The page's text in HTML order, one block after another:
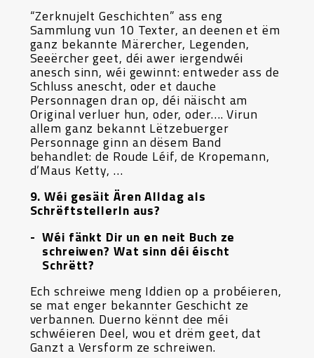
“Zerknujelt Geschichten” ass eng
Sammlung vun 10 Texter, an deenen et ëm
ganz bekannte Märercher, Legenden,
Seeërcher geet, déi awer iergendwéi
anesch sinn, wéi gewinnt: entweder ass de
Schluss anescht, oder et dauche
Personnagen dran op, déi näischt am
Original verluer hun, oder, oder…. Virun
allem ganz bekannt Lëtzebuerger
Personnage ginn an dësem Band
behandlet: de Roude Léif, de Kropemann,
d’Maus Ketty, …
9. Wéi gesäit Ären Alldag als
SchrëftstellerIn aus?
Wéi fänkt Dir un en neit Buch ze
schreiwen? Wat sinn déi éischt
Schrëtt?
Ech schreiwe meng Iddien op a probéieren,
se mat enger bekannter Geschicht ze
verbannen. Duerno kënnt dee méi
schwéieren Deel, wou et drëm geet, dat
Ganzt a Versform ze schreiwen.